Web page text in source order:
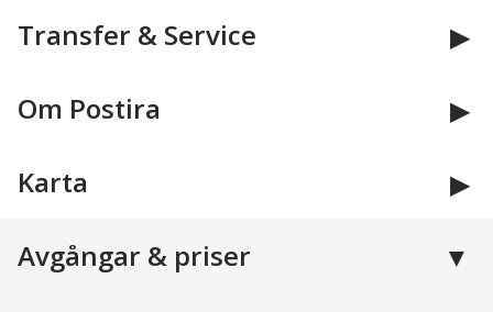
Transfer & Service
Om Postira
Karta
Avgångar & priser